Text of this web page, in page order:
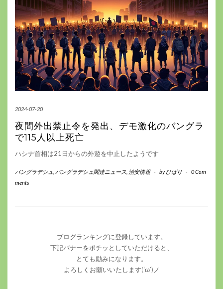
2024-07-20
夜間外出禁止令を発出、デモ激化のバングラ
で115人以上死亡
ハシナ首相は21日からの外遊を中止したようです
バングラデシュ バングラデシュ関連ニュース 治安情報 - byひばり -
0 Com
ments
ブログランキングに登録しています。
下記バナーをポチッとしていただけると、
とても励みになります。
よろしくお願いいたします(‘ω’)ノ